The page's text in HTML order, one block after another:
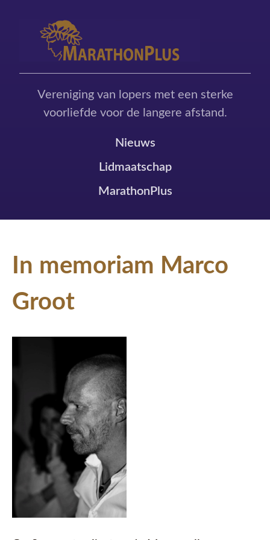
Vereniging van lopers met een sterke
voorliefde voor de langere afstand.
Nieuws
Lidmaatschap
MarathonPlus
In memoriam Marco
Groot